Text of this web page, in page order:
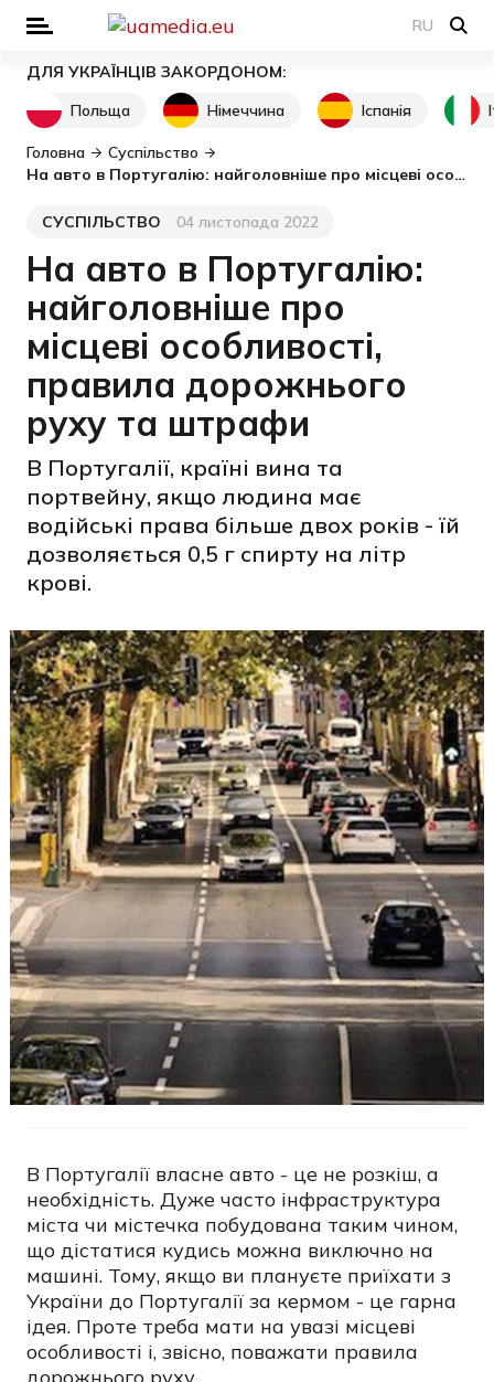
RU
ДЛЯ УКРАЇНЦІВ ЗАКОРДОНОМ:
Польща
Німеччина Іспанія
Головна
Суспільство
На авто в Португалію: найголовніше про місцеві особливості, правила дорожнього руху та штрафи
Категорія
СУСПІЛЬСТВО
Дата публікації04 листопада 2022
На авто в Португалію:
найголовніше про
місцеві особливості,
правила дорожнього
руху та штрафи
В Португалії, країні вина та
портвейну, якщо людина має
водійські права більше двох років - їй
дозволяється 0,5 г спирту на літр
крові.
В Португалії власне авто - це не розкіш, а
необхідність. Дуже часто інфраструктура
міста чи містечка побудована таким чином,
що дістатися кудись можна виключно на
машині. Тому, якщо ви плануєте приїхати з
України до Португалії за кермом - це гарна
ідея. Проте треба мати на увазі місцеві
особливості і, звісно, поважати правила